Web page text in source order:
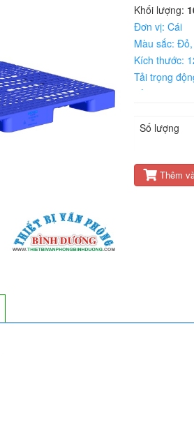
Khối lượng:
Đơn vị: Cái
Màu sắc:
Kích thước:
Tải trọng
Tải trọng
Số lượng
Thêm